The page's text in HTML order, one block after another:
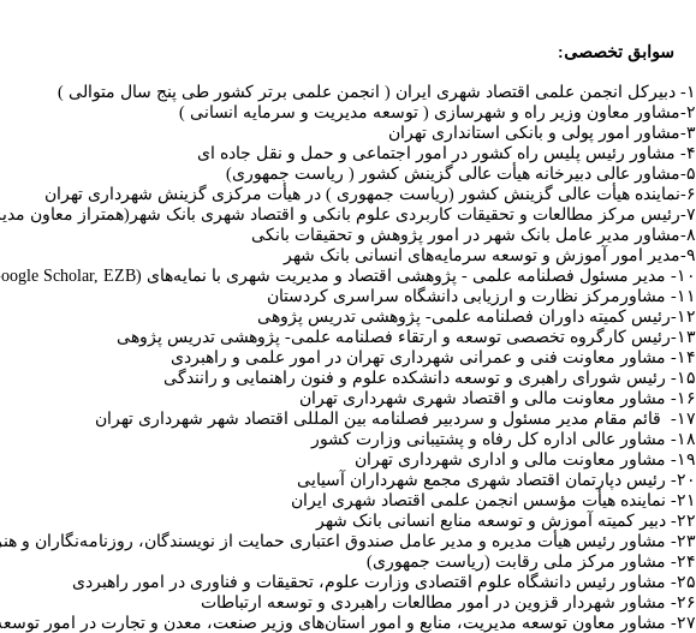
سوابق تخصصی:
۱- دبیرکل انجمن علمی اقتصاد شهری ایران ( انجمن علمی برتر کشور طی پنج سال متوالی )
۲-مشاور معاون وزیر راه و شهرسازی ( توسعه مدیریت و سرمایه انسانی )
۳-مشاور امور پولی و بانکی استانداری تهران
۴- مشاور رئیس پلیس راه کشور در امور اجتماعی و حمل و نقل جاده ای
۵-مشاور عالی دبیرخانه هیأت عالی گزینش کشور ( ریاست جمهوری)
۶-نماینده هیأت عالی گزینش کشور (ریاست جمهوری ) در هیأت مرکزی گزینش شهرداری تهران
۷-رئیس مرکز مطالعات و تحقیقات کاربردی علوم بانکی و اقتصاد شهری بانک شهر(همتراز معاون مدیر عامل بانک)
۸-مشاور مدیر عامل بانک شهر در امور پژوهش و تحقیقات بانکی
۹-مدیر امور آموزش و توسعه سرمایه‌های انسانی بانک شهر
۱۰- مدیر مسئول فصلنامه علمی - پژوهشی اقتصاد و مدیریت شهری با نمایه‌های (SID, ISC, Civilica, Econbiz, Econlit, GateWay-Bayern, Google Scholar, EZB)
۱۱- مشاورمرکز نظارت و ارزیابی دانشگاه سراسری کردستان
۱۲-رئیس کمیته داوران فصلنامه علمی- پژوهشی تدریس پژوهی
۱۳-رئیس کارگروه تخصصی توسعه و ارتقاء فصلنامه علمی- پژوهشی تدریس پژوهی
۱۴- مشاور معاونت فنی و عمرانی شهرداری تهران در امور علمی و راهبردی
۱۵- رئیس شورای راهبری و توسعه دانشکده علوم و فنون راهنمایی و رانندگی
۱۶- مشاور معاونت مالی و اقتصاد شهری شهرداری تهران
۱۷- قائم مقام مدیر مسئول و سردبیر فصلنامه بین‌ المللی اقتصاد شهر شهرداری تهران
۱۸- مشاور عالی اداره کل رفاه و پشتیبانی وزارت کشور
۱۹- مشاور معاونت مالی و اداری شهرداری تهران
۲۰- رئیس دپارتمان اقتصاد شهری مجمع شهرداران آسیایی
۲۱- نماینده هیأت مؤسس انجمن علمی اقتصاد شهری ایران
۲۲- دبیر کمیته آموزش و توسعه منابع انسانی بانک شهر
۲۳- مشاور رئیس هیأت مدیره و مدیر عامل صندوق اعتباری حمایت از نویسندگان، روزنامه‌نگاران و هنرمندان (صندوق هنر) وزارت فرهنگ و ارشاد اسلامی
۲۴- مشاور مرکز ملی رقابت (ریاست جمهوری)
۲۵- مشاور رئیس دانشگاه علوم اقتصادی وزارت علوم، تحقیقات و فناوری در امور راهبردی
۲۶- مشاور شهردار قزوین در امور مطالعات راهبردی و توسعه ارتباطات
۲۷- مشاور معاون توسعه مدیریت، منابع و امور استان‌های وزیر صنعت، معدن و تجارت در امور توسعه سرمایه انسانی